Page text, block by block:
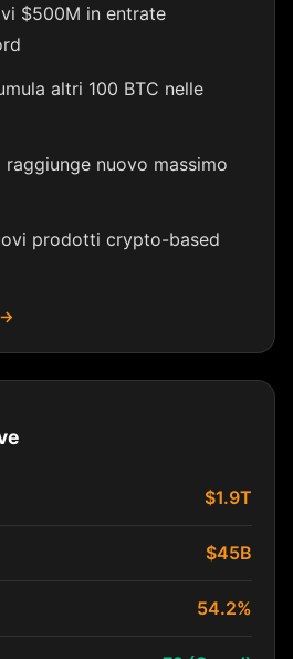
$500M in entrate
altri 100 BTC nelle
raggiunge nuovo massimo
prodotti crypto-based
$1.9T
$45B
54.2%